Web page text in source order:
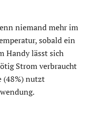
niemand mehr im
sobald ein
Handy lässt sich
Strom verbraucht
(48%) nutzt